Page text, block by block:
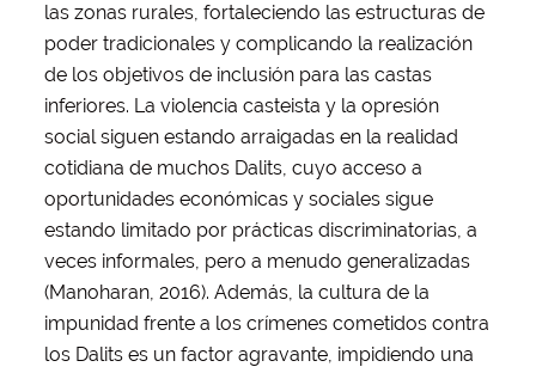
las zonas rurales, fortaleciendo las estructuras de
poder tradicionales y complicando la realización
de los objetivos de inclusión para las castas
inferiores. La violencia casteista y la opresión
social siguen estando arraigadas en la realidad
cotidiana de muchos Dalits, cuyo acceso a
oportunidades económicas y sociales sigue
estando limitado por prácticas discriminatorias, a
veces informales, pero a menudo generalizadas
(Manoharan, 2016). Además, la cultura de la
impunidad frente a los crímenes cometidos contra
los Dalits es un factor agravante, impidiendo una